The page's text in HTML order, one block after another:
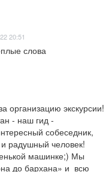
20:51
слова
организацию экскурсии!
- наш гид -
собеседник,
радушный человек!
машинке;) Мы
до бархана» и  всю